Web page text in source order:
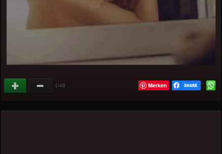
(+33) Merken